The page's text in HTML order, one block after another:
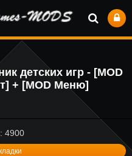
детских игр - [MOD
+ [MOD Меню]
4900